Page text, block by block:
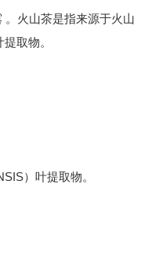
。火山茶是指来源于火山
取物。
）叶提取物。